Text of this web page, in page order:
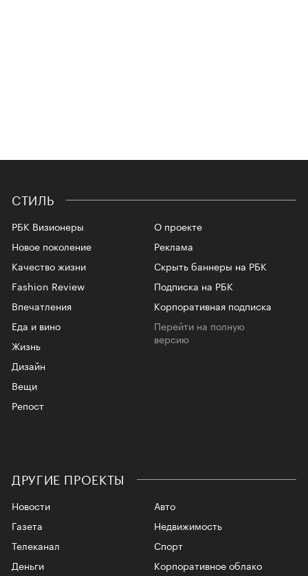
СТИЛЬ
РБК Визионеры
Новое поколение
Качество жизни
Fashion Review
Впечатления
Еда и вино
Жизнь
Дизайн
Вещи
Репост
О проекте
Реклама
Скрыть баннеры на РБК
Подписка на РБК
Корпоративная подписка
Перейти на полную
версию
ДРУГИЕ ПРОЕКТЫ
Новости
Газета
Телеканал
Авто
Недвижимость
Спорт
Корпоративное облако
Деньги